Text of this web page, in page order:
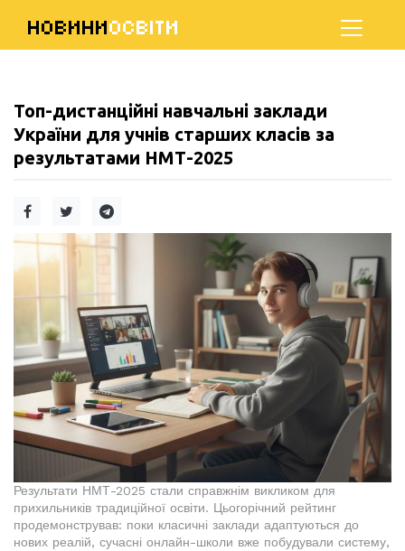
НОВИНИОСВІТИ
Топ-дистанційні навчальні заклади
України для учнів старших класів за
результатами НМТ-2025
Результати НМТ-2025 стали справжнім викликом для
прихильників традиційної освіти. Цьогорічний рейтинг
продемонстрував: поки класичні заклади адаптуються до
нових реалій, сучасні онлайн-школи вже побудували систему,